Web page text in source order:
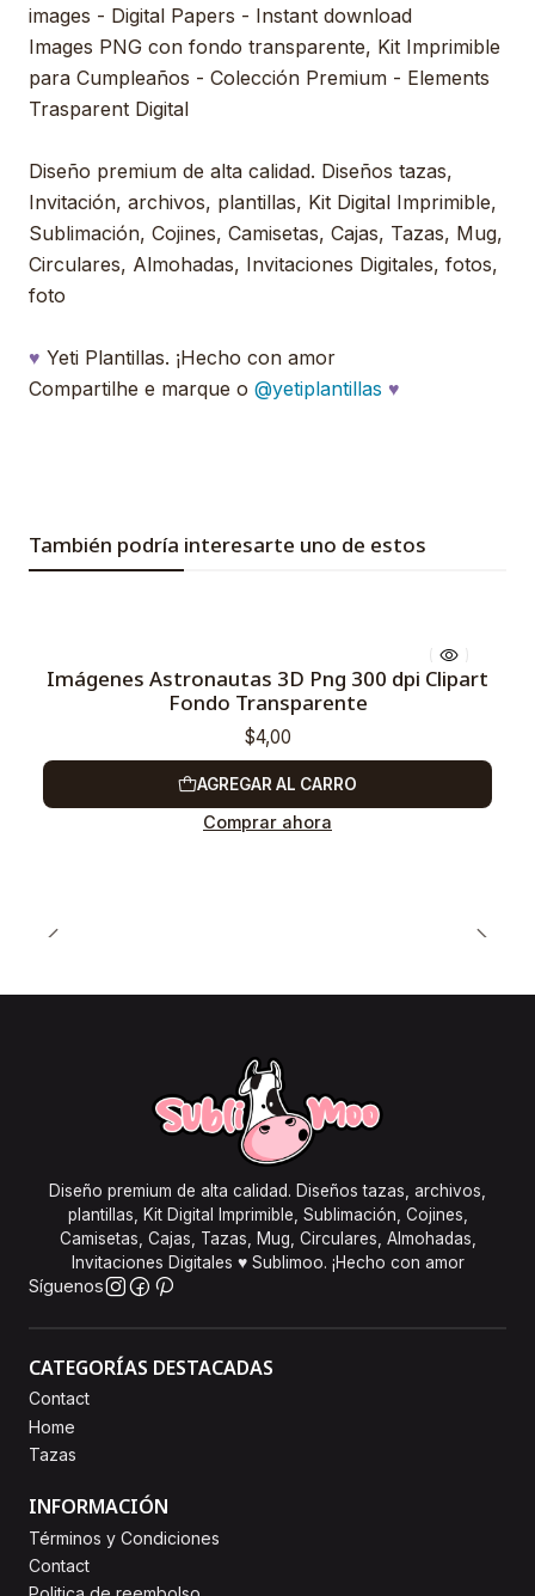
images - Digital Papers - Instant download
Images PNG con fondo transparente, Kit Imprimible
para Cumpleaños - Colección Premium - Elements
Trasparent Digital
Diseño premium de alta calidad. Diseños tazas,
Invitación, archivos, plantillas, Kit Digital Imprimible,
Sublimación, Cojines, Camisetas, Cajas, Tazas, Mug,
Circulares, Almohadas, Invitaciones Digitales, fotos,
foto
♥ Yeti Plantillas. ¡Hecho con amor
Compartilhe e marque o @yetiplantillas ♥
También podría interesarte uno de estos
Imágenes Astronautas 3D Png 300 dpi Clipart
Fondo Transparente
$4,00
AGREGAR AL CARRO
Comprar ahora
Diseño premium de alta calidad. Diseños tazas, archivos,
plantillas, Kit Digital Imprimible, Sublimación, Cojines,
Camisetas, Cajas, Tazas, Mug, Circulares, Almohadas,
Invitaciones Digitales ♥ Sublimoo. ¡Hecho con amor
Síguenos
CATEGORÍAS DESTACADAS
Contact
Home
Tazas
INFORMACIÓN
Términos y Condiciones
Contact